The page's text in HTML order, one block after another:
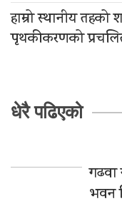
हाम्रो स्थानीय
पृथकीकरणको
धेरै पढिएको
गढवा
भवन